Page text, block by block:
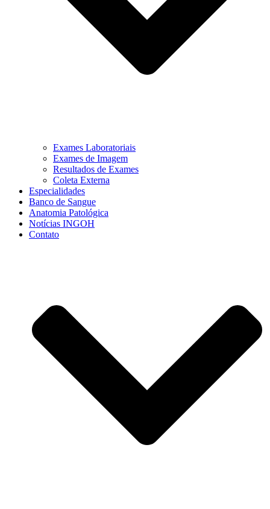
Exames Laboratoriais
Exames de Imagem
Resultados de Exames
Coleta Externa
Especialidades
Banco de Sangue
Anatomia Patológica
Notícias INGOH
Contato